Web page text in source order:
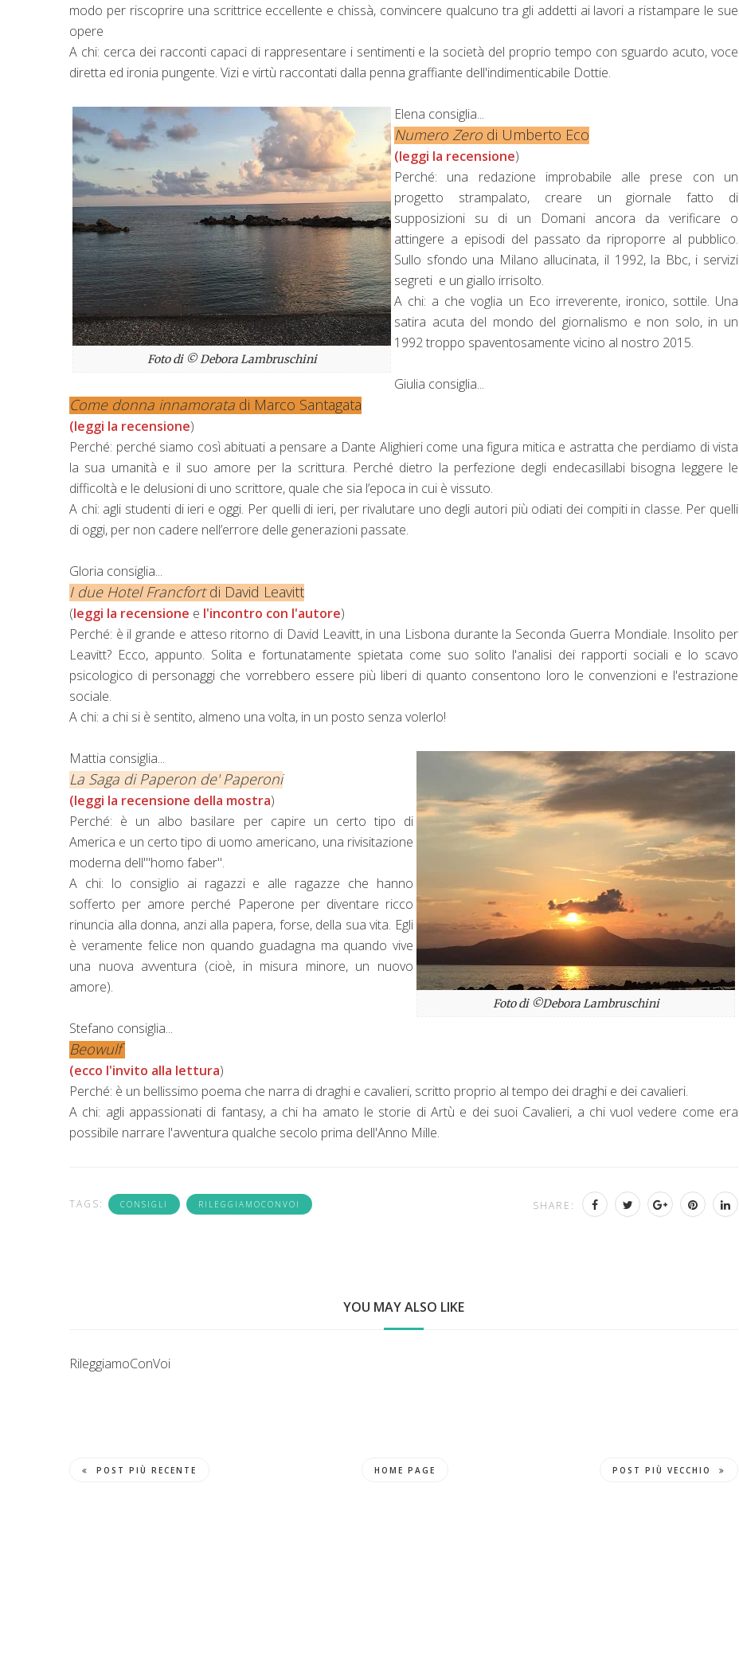
modo per riscoprire una scrittrice eccellente e chissà, convincere qualcuno tra gli addetti ai lavori a ristampare le sue
opere
A chi: cerca dei racconti capaci di rappresentare i sentimenti e la società del proprio tempo con sguardo acuto, voce
diretta ed ironia pungente. Vizi e virtù raccontati dalla penna graffiante dell'indimenticabile Dottie.
Foto di © Debora Lambruschini
Elena consiglia...
Numero Zero di Umberto Eco
(leggi la recensione)
Perché: una redazione improbabile alle prese con un
progetto strampalato, creare un giornale fatto di
supposizioni su di un Domani ancora da verificare o
attingere a episodi del passato da riproporre al pubblico.
Sullo sfondo una Milano allucinata, il 1992, la Bbc, i servizi
segreti e un giallo irrisolto.
A chi: a che voglia un Eco irreverente, ironico, sottile. Una
satira acuta del mondo del giornalismo e non solo, in un
1992 troppo spaventosamente vicino al nostro 2015.
Giulia consiglia...
Come donna innamorata di Marco Santagata
(leggi la recensione)
Perché: perché siamo così abituati a pensare a Dante Alighieri come una figura mitica e astratta che perdiamo di vista
la sua umanità e il suo amore per la scrittura. Perché dietro la perfezione degli endecasillabi bisogna leggere le
difficoltà e le delusioni di uno scrittore, quale che sia l’epoca in cui è vissuto.
A chi: agli studenti di ieri e oggi. Per quelli di ieri, per rivalutare uno degli autori più odiati dei compiti in classe. Per quelli
di oggi, per non cadere nell’errore delle generazioni passate.
Gloria consiglia...
I due Hotel Francfortdi David Leavitt
(leggi la recensione e l'incontro con l'autore)
Perché: è il grande e atteso ritorno di David Leavitt, in una Lisbona durante la Seconda Guerra Mondiale. Insolito per
Leavitt? Ecco, appunto. Solita e fortunatamente spietata come suo solito l'analisi dei rapporti sociali e lo scavo
psicologico di personaggi che vorrebbero essere più liberi di quanto consentono loro le convenzioni e l'estrazione
sociale.
A chi: a chi si è sentito, almeno una volta, in un posto senza volerlo!
Foto di ©Debora Lambruschini
Mattia consiglia...
La Saga di Paperon de' Paperoni
(leggi la recensione della mostra)
Perché: è un albo basilare per capire un certo tipo di
America e un certo tipo di uomo americano, una rivisitazione
moderna dell'"homo faber".
A chi: lo consiglio ai ragazzi e alle ragazze che hanno
sofferto per amore perché Paperone per diventare ricco
rinuncia alla donna, anzi alla papera, forse, della sua vita. Egli
è veramente felice non quando guadagna ma quando vive
una nuova avventura (cioè, in misura minore, un nuovo
amore).
Stefano consiglia...
Beowulf
(ecco l'invito alla lettura)
Perché: è un bellissimo poema che narra di draghi e cavalieri, scritto proprio al tempo dei draghi e dei cavalieri.
A chi: agli appassionati di fantasy, a chi ha amato le storie di Artù e dei suoi Cavalieri, a chi vuol vedere come era
possibile narrare l'avventura qualche secolo prima dell'Anno Mille.
TAGS: CONSIGLI RILEGGIAMOCONVOI SHARE:
YOU MAY ALSO LIKE
RileggiamoConVoi
POST PIÙ RECENTE HOME PAGE POST PIÙ VECCHIO